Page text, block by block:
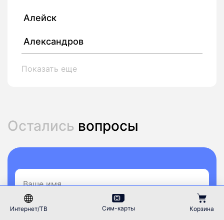
Алейск
Александров
Показать еще
Остались вопросы
Интернет/ТВ Сим-карты Корзина